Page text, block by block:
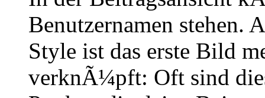
Benutzernamen stehen.
Style ist das erste Bild
verknÃ¼pft: Oft sind